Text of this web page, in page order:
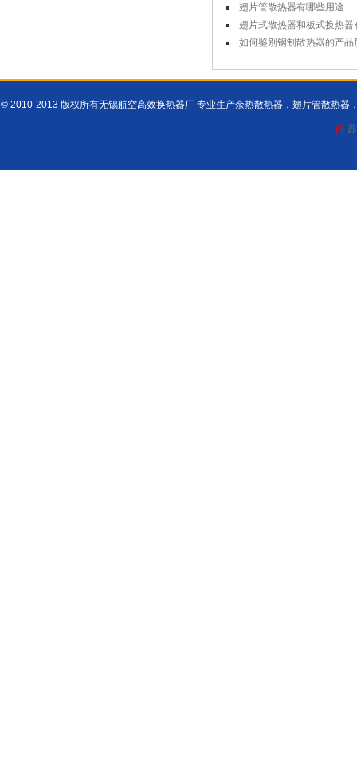
翅片管散热器有哪些用途
翅片式散热器和板式换热器
如何鉴别钢制散热器的产品
© 2010-2013 版权所有无锡航空高效换热器厂 专业生产余热散热器，翅片管散热器
商